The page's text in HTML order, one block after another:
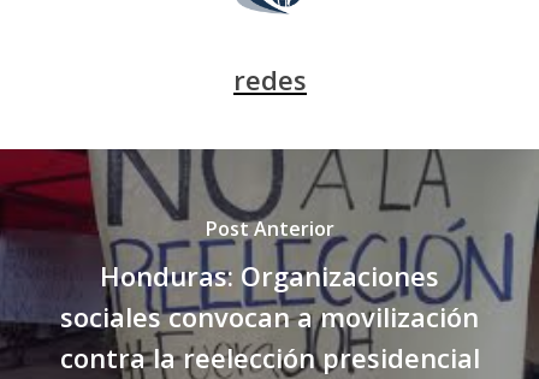
redes
Post Anterior
Honduras: Organizaciones
sociales convocan a movilización
contra la reelección presidencial